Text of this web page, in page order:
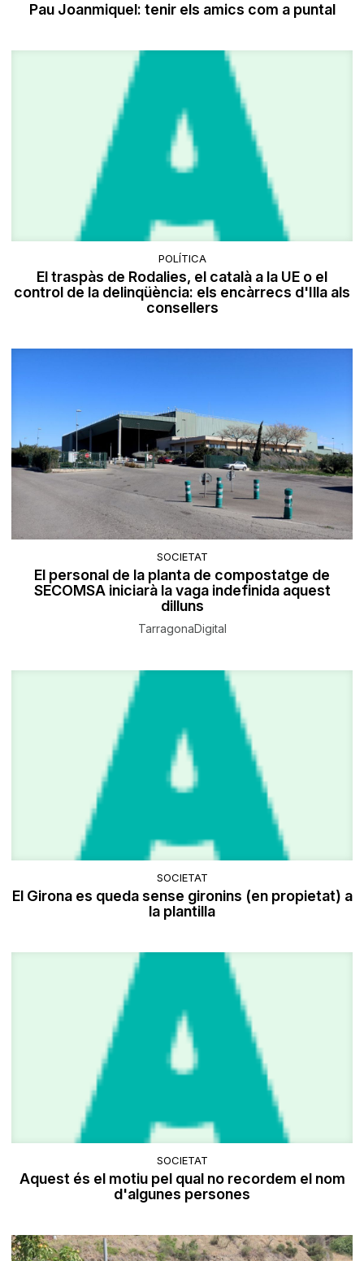
Pau Joanmiquel: tenir els amics com a puntal
POLÍTICA
El traspàs de Rodalies, el català a la UE o el
control de la delinqüència: els encàrrecs d'Illa als
consellers
SOCIETAT
El personal de la planta de compostatge de
SECOMSA iniciarà la vaga indefinida aquest
dilluns
TarragonaDigital
SOCIETAT
El Girona es queda sense gironins (en propietat) a
la plantilla
SOCIETAT
Aquest és el motiu pel qual no recordem el nom
d'algunes persones